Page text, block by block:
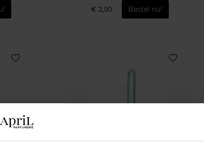
€ 2,50 Bestel nu!